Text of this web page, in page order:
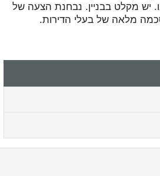
מקלט בבניין. נבחנת הצעה של
מלאה של בעלי הדירות.